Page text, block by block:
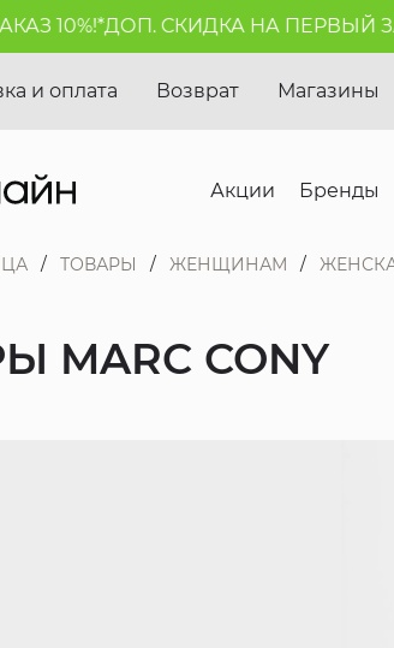
10%!*ДОП. СКИДКА НА ПЕРВЫЙ
и оплата Возврат Магазины
Акции Бренды
ТОВАРЫ ЖЕНЩИНАМ
MARC CONY